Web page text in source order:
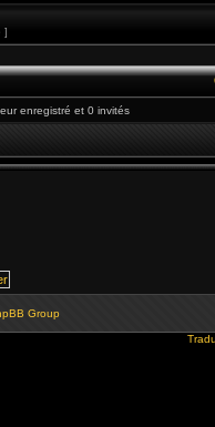
]
enregistré et 0 invités
Group